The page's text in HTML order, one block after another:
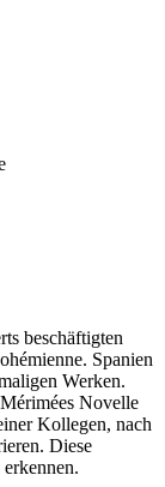
beschäftigten
Spanien
Werken.
Novelle
Kollegen, nach
Diese